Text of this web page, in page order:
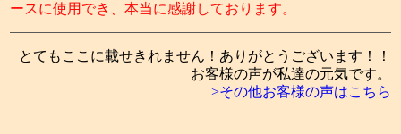
ースに使用でき、本当に感謝しております。
とてもここに載せきれません！ありがとうございます！！
お客様の声が私達の元気です。
>その他お客様の声はこちら